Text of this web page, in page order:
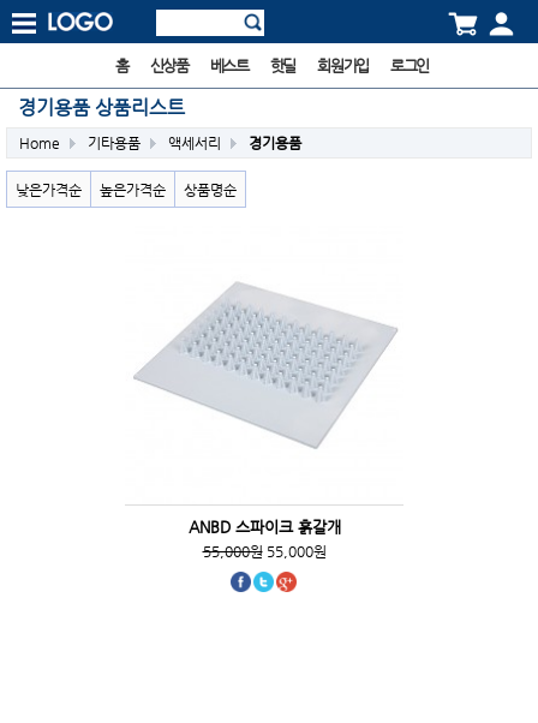
홈 신상품 베스트 핫딜 회원가입 로그인
경기용품 상품리스트
Home 기타용품 액세서리 경기용품
낮은가격순 높은가격순 상품명순
ANBD 스파이크 흙갈개
55,000원55,000원